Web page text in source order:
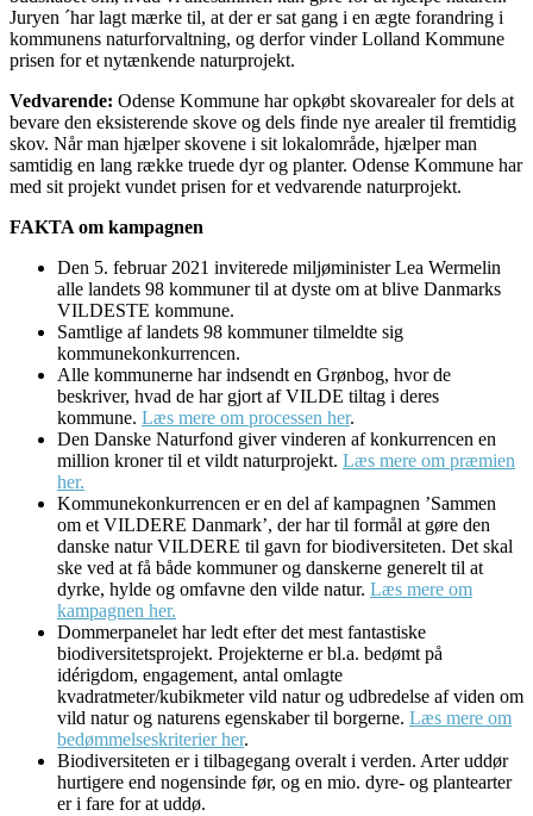
Juryen ´har lagt mærke til, at der er sat gang i en ægte forandring i
kommunens naturforvaltning, og derfor vinder Lolland Kommune
prisen for et nytænkende naturprojekt.
Vedvarende: Odense Kommune har opkøbt skovarealer for dels at
bevare den eksisterende skove og dels finde nye arealer til fremtidig
skov. Når man hjælper skovene i sit lokalområde, hjælper man
samtidig en lang række truede dyr og planter. Odense Kommune har
med sit projekt vundet prisen for et vedvarende naturprojekt.
FAKTA om kampagnen
Den 5. februar 2021 inviterede miljøminister Lea Wermelin
alle landets 98 kommuner til at dyste om at blive Danmarks
VILDESTE kommune.
Samtlige af landets 98 kommuner tilmeldte sig
kommunekonkurrencen.
Alle kommunerne har indsendt en Grønbog, hvor de
beskriver, hvad de har gjort af VILDE tiltag i deres
kommune. Læs mere om processen her.
Den Danske Naturfond giver vinderen af konkurrencen en
million kroner til et vildt naturprojekt. Læs mere om præmien
her.
Kommunekonkurrencen er en del af kampagnen ’Sammen
om et VILDERE Danmark’, der har til formål at gøre den
danske natur VILDERE til gavn for biodiversiteten. Det skal
ske ved at få både kommuner og danskerne generelt til at
dyrke, hylde og omfavne den vilde natur. Læs mere om
kampagnen her.
Dommerpanelet har ledt efter det mest fantastiske
biodiversitetsprojekt. Projekterne er bl.a. bedømt på
idérigdom, engagement, antal omlagte
kvadratmeter/kubikmeter vild natur og udbredelse af viden om
vild natur og naturens egenskaber til borgerne. Læs mere om
bedømmelseskriterier her.
Biodiversiteten er i tilbagegang overalt i verden. Arter uddør
hurtigere end nogensinde før, og en mio. dyre- og plantearter
er i fare for at uddø.